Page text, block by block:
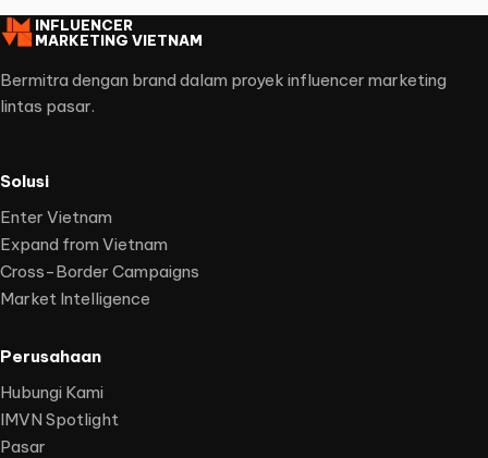
INFLUENCER
MARKETING VIETNAM
Bermitra dengan brand dalam proyek influencer marketing
lintas pasar.
Solusi
Enter Vietnam
Expand from Vietnam
Cross-Border Campaigns
Market Intelligence
Perusahaan
Hubungi Kami
IMVN Spotlight
Pasar